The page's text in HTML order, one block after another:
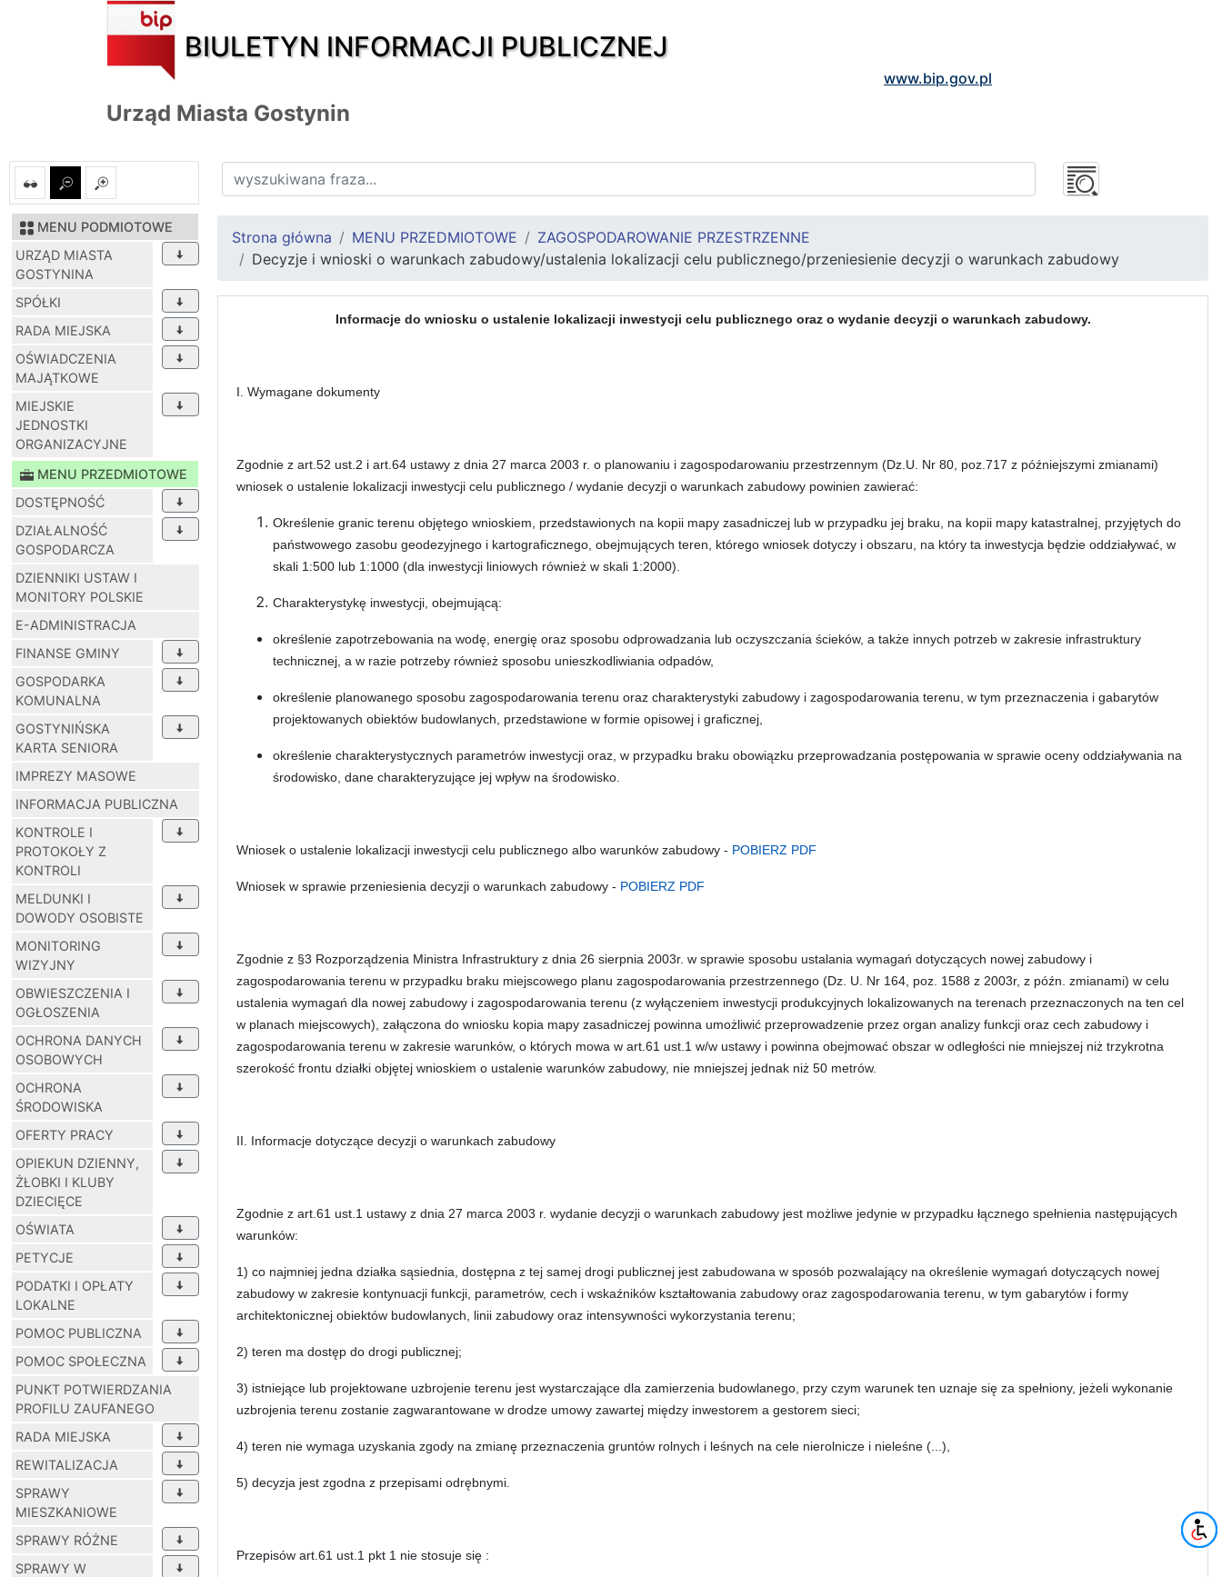
BIULETYN INFORMACJI PUBLICZNEJ
www.bip.gov.pl
Urząd Miasta Gostynin
MENU PODMIOTOWE
URZĄD MIASTA
GOSTYNINA
SPÓŁKI
RADA MIEJSKA
OŚWIADCZENIA
MAJĄTKOWE
MIEJSKIE
JEDNOSTKI
ORGANIZACYJNE
MENU PRZEDMIOTOWE
DOSTĘPNOŚĆ
DZIAŁALNOŚĆ
GOSPODARCZA
DZIENNIKI USTAW I
MONITORY POLSKIE
E-ADMINISTRACJA
FINANSE GMINY
GOSPODARKA
KOMUNALNA
GOSTYNIŃSKA
KARTA SENIORA
IMPREZY MASOWE
INFORMACJA PUBLICZNA
KONTROLE I
PROTOKOŁY Z
KONTROLI
MELDUNKI I
DOWODY OSOBISTE
MONITORING
WIZYJNY
OBWIESZCZENIA I
OGŁOSZENIA
OCHRONA DANYCH
OSOBOWYCH
OCHRONA
ŚRODOWISKA
OFERTY PRACY
OPIEKUN DZIENNY,
ŻŁOBKI I KLUBY
DZIECIĘCE
OŚWIATA
PETYCJE
PODATKI I OPŁATY
LOKALNE
POMOC PUBLICZNA
POMOC SPOŁECZNA
PUNKT POTWIERDZANIA
PROFILU ZAUFANEGO
RADA MIEJSKA
REWITALIZACJA
SPRAWY
MIESZKANIOWE
SPRAWY RÓŻNE
SPRAWY W
Strona główna MENU PRZEDMIOTOWE
ZAGOSPODAROWANIE PRZESTRZENNE
Decyzje i wnioski o warunkach zabudowy/ustalenia lokalizacji celu publicznego/przeniesienie decyzji o warunkach zabudowy
Informacje do wniosku o ustalenie lokalizacji inwestycji celu publicznego oraz o wydanie decyzji o warunkach zabudowy.
I. Wymagane dokumenty
Zgodnie z art.52 ust.2 i art.64 ustawy z dnia 27 marca 2003 r. o planowaniu i zagospodarowaniu przestrzennym (Dz.U. Nr 80, poz.717 z późniejszymi zmianami)
wniosek o ustalenie lokalizacji inwestycji celu publicznego / wydanie decyzji o warunkach zabudowy powinien zawierać:
Określenie granic terenu objętego wnioskiem, przedstawionych na kopii mapy zasadniczej lub w przypadku jej braku, na kopii mapy katastralnej, przyjętych do
państwowego zasobu geodezyjnego i kartograficznego, obejmujących teren, którego wniosek dotyczy i obszaru, na który ta inwestycja będzie oddziaływać, w
skali 1:500 lub 1:1000 (dla inwestycji liniowych również w skali 1:2000).
Charakterystykę inwestycji, obejmującą:
określenie zapotrzebowania na wodę, energię oraz sposobu odprowadzania lub oczyszczania ścieków, a także innych potrzeb w zakresie infrastruktury
technicznej, a w razie potrzeby również sposobu unieszkodliwiania odpadów,
określenie planowanego sposobu zagospodarowania terenu oraz charakterystyki zabudowy i zagospodarowania terenu, w tym przeznaczenia i gabarytów
projektowanych obiektów budowlanych, przedstawione w formie opisowej i graficznej,
określenie charakterystycznych parametrów inwestycji oraz, w przypadku braku obowiązku przeprowadzania postępowania w sprawie oceny oddziaływania na
środowisko, dane charakteryzujące jej wpływ na środowisko.
Wniosek o ustalenie lokalizacji inwestycji celu publicznego albo warunków zabudowy - POBIERZ PDF
Wniosek w sprawie przeniesienia decyzji o warunkach zabudowy - POBIERZ PDF
Zgodnie z §3 Rozporządzenia Ministra Infrastruktury z dnia 26 sierpnia 2003r. w sprawie sposobu ustalania wymagań dotyczących nowej zabudowy i
zagospodarowania terenu w przypadku braku miejscowego planu zagospodarowania przestrzennego (Dz. U. Nr 164, poz. 1588 z 2003r, z późn. zmianami) w celu
ustalenia wymagań dla nowej zabudowy i zagospodarowania terenu (z wyłączeniem inwestycji produkcyjnych lokalizowanych na terenach przeznaczonych na ten cel
w planach miejscowych), załączona do wniosku kopia mapy zasadniczej powinna umożliwić przeprowadzenie przez organ analizy funkcji oraz cech zabudowy i
zagospodarowania terenu w zakresie warunków, o których mowa w art.61 ust.1 w/w ustawy i powinna obejmować obszar w odległości nie mniejszej niż trzykrotna
szerokość frontu działki objętej wnioskiem o ustalenie warunków zabudowy, nie mniejszej jednak niż 50 metrów.
II. Informacje dotyczące decyzji o warunkach zabudowy
Zgodnie z art.61 ust.1 ustawy z dnia 27 marca 2003 r. wydanie decyzji o warunkach zabudowy jest możliwe jedynie w przypadku łącznego spełnienia następujących
warunków:
1) co najmniej jedna działka sąsiednia, dostępna z tej samej drogi publicznej jest zabudowana w sposób pozwalający na określenie wymagań dotyczących nowej
zabudowy w zakresie kontynuacji funkcji, parametrów, cech i wskaźników kształtowania zabudowy oraz zagospodarowania terenu, w tym gabarytów i formy
architektonicznej obiektów budowlanych, linii zabudowy oraz intensywności wykorzystania terenu;
2) teren ma dostęp do drogi publicznej;
3) istniejące lub projektowane uzbrojenie terenu jest wystarczające dla zamierzenia budowlanego, przy czym warunek ten uznaje się za spełniony, jeżeli wykonanie
uzbrojenia terenu zostanie zagwarantowane w drodze umowy zawartej między inwestorem a gestorem sieci;
4) teren nie wymaga uzyskania zgody na zmianę przeznaczenia gruntów rolnych i leśnych na cele nierolnicze i nieleśne (...),
5) decyzja jest zgodna z przepisami odrębnymi.
Przepisów art.61 ust.1 pkt 1 nie stosuje się :